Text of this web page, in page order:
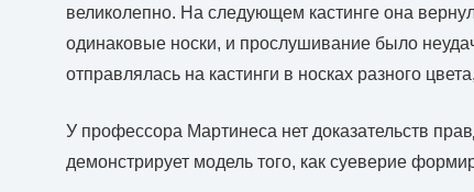
великолепно. На следующем кастинге она
одинаковые носки, и прослушивание было
отправлялась на кастинги в носках разного
У профессора Мартинеса нет доказательств
демонстрирует модель того, как суеверие